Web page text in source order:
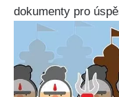
dokumenty pro